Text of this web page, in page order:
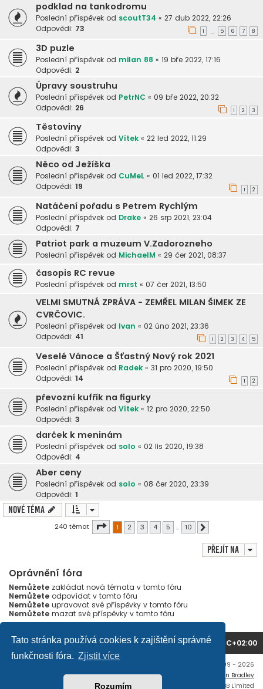
Tato stránka používá cookies k zajištění správné
funkčnosti fóra. Zjistit více
Rozumím
podklad na tankodromu
Poslední příspěvek od scoutT34 « 27 dub 2022, 22:26
Odpovědi: 73 1 … 5 6 7 8
3D puzle
Poslední příspěvek od milan 88 « 19 bře 2022, 17:16
Odpovědi: 2
Úpravy soustruhu
Poslední příspěvek od PetrNC « 09 bře 2022, 20:32
Odpovědi: 26 1 2 3
Těstoviny
Poslední příspěvek od Vítek « 22 led 2022, 11:29
Odpovědi: 3
Něco od Ježíška
Poslední příspěvek od CuMeL « 01 led 2022, 17:32
Odpovědi: 19 1 2
Natáčení pořadu s Petrem Rychlým
Poslední příspěvek od Drake « 26 srp 2021, 23:04
Odpovědi: 7
Patriot park a muzeum V.Zadorozneho
Poslední příspěvek od MichaelM « 29 čer 2021, 08:37
časopis RC revue
Poslední příspěvek od mrst « 07 čer 2021, 13:50
VELMI SMUTNÁ ZPRÁVA - ZEMŘEL MILAN ŠIMEK ZE
CVRČOVIC.
Poslední příspěvek od Ivan « 02 úno 2021, 23:36
Odpovědi: 41 1 2 3 4 5
Veselé Vánoce a Šťastný Nový rok 2021
Poslední příspěvek od Radek « 31 pro 2020, 19:50
Odpovědi: 14 1 2
převozní kufřík na figurky
Poslední příspěvek od Vítek « 12 pro 2020, 22:50
Odpovědi: 3
darček k meninám
Poslední příspěvek od solo « 02 lis 2020, 19:38
Odpovědi: 4
Aber ceny
Poslední příspěvek od solo « 08 čer 2020, 23:39
Odpovědi: 1
Nové téma
240 témat Stránka z
1 2 3 4 5 … 10
Přejít na
Oprávnění fóra
Nemůžete zakládat nová témata v tomto fóru
Nemůžete odpovídat v tomto fóru
Nemůžete upravovat své příspěvky v tomto fóru
Nemůžete mazat své příspěvky v tomto fóru
Domů Obsah fóra Všechny časy jsou v UTC+02:00
Copyright © mujtank.cz 2009 - 2026
Ian Bradley
Založeno naphpBB ® Forum Software © phpBB Limited